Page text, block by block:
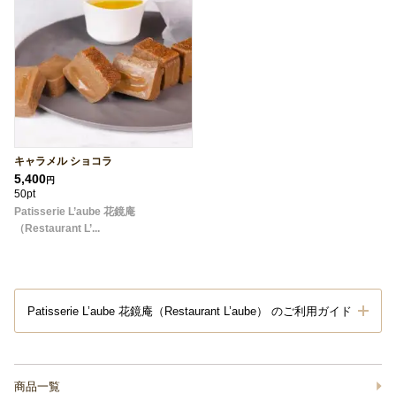
キャラメル ショコラ
5,400円
50pt
Patisserie L’aube 花鏡庵
（Restaurant L’...
Patisserie L’aube 花鏡庵（Restaurant L’aube） のご利用ガイド
商品一覧